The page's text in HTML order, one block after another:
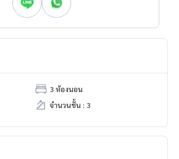
3 ห้องนอน
จำนวนชั้น : 3